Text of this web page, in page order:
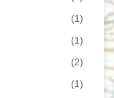
(1)
(1)
(2)
(1)